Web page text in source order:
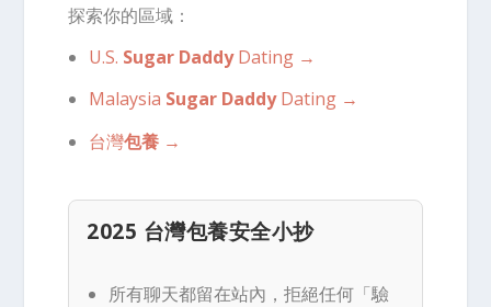
探索你的區域：
U.S. Sugar DaddyDating →
Malaysia Sugar DaddyDating →
台灣包養→
2025 台灣包養安全小抄
所有聊天都留在站內，拒絕任何「驗